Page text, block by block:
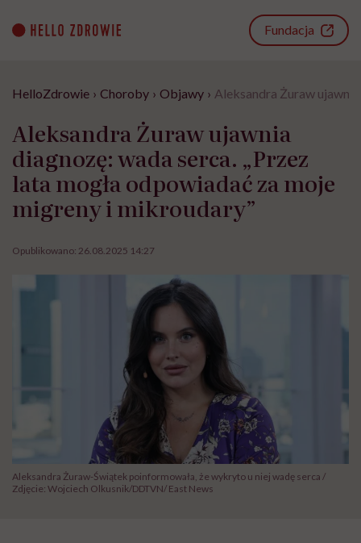
content
Fundacja
HelloZdrowie › Choroby › Objawy › Aleksandra Żuraw
Aleksandra Żuraw ujawnia
diagnozę: wada serca. „Przez
lata mogła odpowiadać za moje
migreny i mikroudary”
Opublikowano: 26.08.2025 14:27
Aleksandra Żuraw-Świątek poinformowała, że wykryto u niej wadę serca /
Zdjęcie: Wojciech Olkusnik/DDTVN/ East News